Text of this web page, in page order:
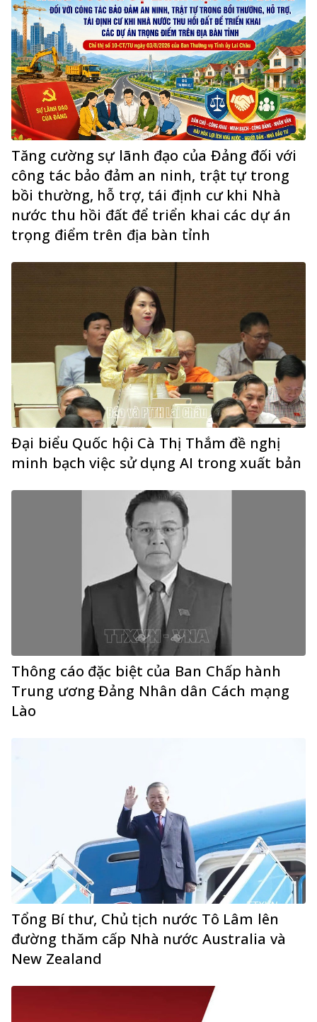
Tăng cường sự lãnh đạo của Đảng đối với
công tác bảo đảm an ninh, trật tự trong
bồi thường, hỗ trợ, tái định cư khi Nhà
nước thu hồi đất để triển khai các dự án
trọng điểm trên địa bàn tỉnh
Đại biểu Quốc hội Cà Thị Thắm đề nghị
minh bạch việc sử dụng AI trong xuất bản
Thông cáo đặc biệt của Ban Chấp hành
Trung ương Đảng Nhân dân Cách mạng
Lào
Tổng Bí thư, Chủ tịch nước Tô Lâm lên
đường thăm cấp Nhà nước Australia và
New Zealand